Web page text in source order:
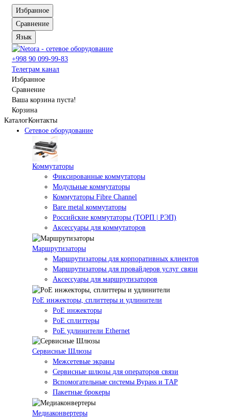
Избранное
Сравнение
Язык
+998 90 099-99-83
Телеграм канал
Избранное
Сравнение
Ваша корзина пуста!
Корзина
КаталогКонтакты
Сетевое оборудование
Коммутаторы
Фиксированные коммутаторы
Модульные коммутаторы
Коммутаторы Fibre Channel
Bare metal коммутаторы
Российские коммутаторы (ТОРП | РЭП)
Аксессуары для коммутаторов
Маршрутизаторы
Маршрутизаторы для корпоративных клиентов
Маршрутизаторы для провайдеров услуг связи
Аксессуары для маршрутизаторов
PoE инжекторы, сплиттеры и удлинители
PoE инжекторы
PoE сплиттеры
PoE удлинители Ethernet
Сервисные Шлюзы
Межсетевые экраны
Сервисные шлюзы для операторов связи
Вспомогательные системы Bypass и TAP
Пакетные брокеры
Медиаконвертеры